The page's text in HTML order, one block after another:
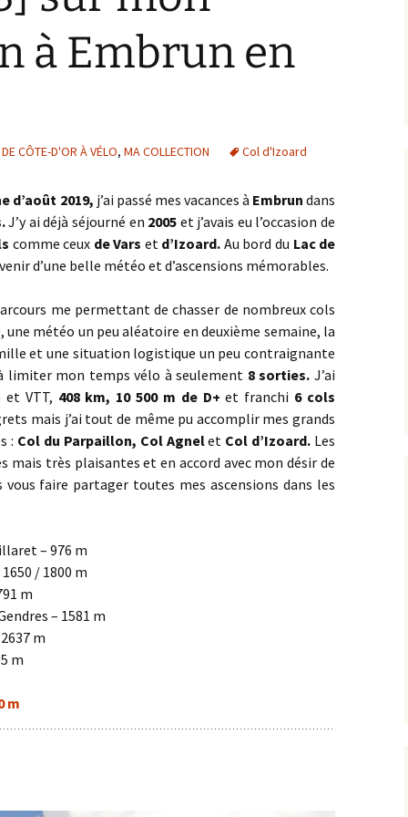
Cirque du Bout du Monde
Ivry-en-Montagne
la Raquette
la Rochepot
le Bas des Fontaines
le Grand Hâ
Montagne de Beaune
Montagne des Trois Croix
Orches
Pernand-Vergelesses
Bruant Ouest
Chaux
Chazan
Chevrey
Clémencey
Combe Lavaux
Concœur
Détain Est
Dijon – Fort de la Motte
Dijon – La Montagne
Hauteville-lès-Dijon
Plombières-lès-Dijon
Talant
MORVAN Croix de l’Homme Mort
Frontière Nièvre
Saulieu
Savilly
PAYS CHÂTILLONNAIS la Brosse Dormante
A38 – Geute
A38 – le Moulin à Vent
Alise-Sainte-Reine
Asnières-en-Montagne
Avosnes
Barain
Bellenot-sous-Pouilly
Château Loizerolle
Lamargelle
Blaisy-Bas
Bligny-le-Sec
Bordes Pillot
CEA Valduc
Chanceaux
Cinq Fonds
Curtil-St-Seine
Cussey-lès-Forges ><
Foncegrive
Croix Gauveney
Forêt Tarbet
la Montagne
Mont Afrique
Notre-Dame d’Étang
Rente de Collonges
Roche Aigüe
VINGEANNE VAL DE
SAÔNE
Tart-le-Haut
2015
2017
2018
2019
2020
2021
2022
2023
2024
2025
à Embrun en
CÔTE-D'OR À VÉLO, MA COLLECTION Col d'Izoard
d’août 2019, j’ai passé mes vacances à Embrun dans
J’y ai déjà séjourné en 2005 et j’avais eu l’occasion de
comme ceux deVars et d’Izoard. Au bord du Lac de
d’une belle météo et d’ascensions mémorables.
me permettant de chasser de nombreux cols
météo un peu aléatoire en deuxième semaine, la
et une situation logistique un peu contraignante
limiter mon temps vélo à seulement 8 sorties. J’ai
VTT, 408 km, 10 500 m de D+ et franchi 6 cols
mais j’ai tout de même pu accomplir mes grands
: Col du Parpaillon, Col Agnelet Col d’Izoard. Les
mais très plaisantes et en accord avec mon désir de
vous faire partager toutes mes ascensions dans les
– 976 m
/ 1800 m
m
– 1581 m
m
m
m